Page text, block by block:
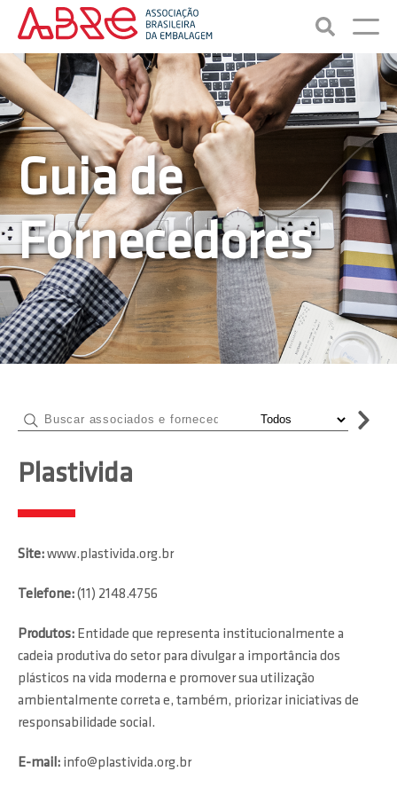
Guia de
Fornecedores
Plastivida
Site:www.plastivida.org.br
Telefone:(11) 2148.4756
Produtos: Entidade que representa institucionalmente a
cadeia produtiva do setor para divulgar a importância dos
plásticos na vida moderna e promover sua utilização
ambientalmente correta e, também, priorizar iniciativas de
responsabilidade social.
E-mail: info@plastivida.org.br